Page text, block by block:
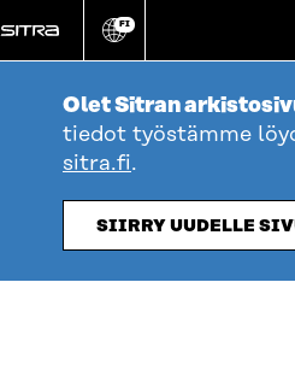
suoraan
sisältöön
Vaihda
kieli
FI
Olet Sitran
tiedot työstämme
sitra.fi.
SIIRRY UUDELLE